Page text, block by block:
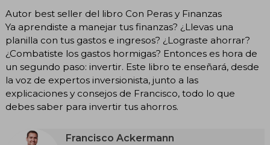
Autor best seller del libro Con Peras y Finanzas
Ya aprendiste a manejar tus finanzas? ¿Llevas una
planilla con tus gastos e ingresos? ¿Lograste ahorrar?
¿Combatiste los gastos hormigas? Entonces es hora de
un segundo paso: invertir. Este libro te enseñará, desde
la voz de expertos inversionista, junto a las
explicaciones y consejos de Francisco, todo lo que
debes saber para invertir tus ahorros.
Francisco Ackermann